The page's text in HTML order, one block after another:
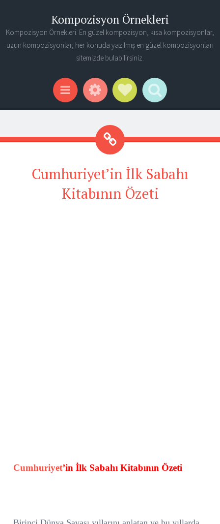
Kompozisyon Örnekleri
Kompozisyon Örnekleri. En güzel kompozisyon, kısa kompozisyonlar,
uzun kompozisyonlar, her konuda yazılmış en güzel kompozisyonları
sitemizde bulabilirsiniz.
Menu WidgetsSocial Links
Search
Cumhuriyet’in İlk Sabahı
Kitabının Özeti
Cumhuriyet’in İlk Sabahı Kitabının Özeti